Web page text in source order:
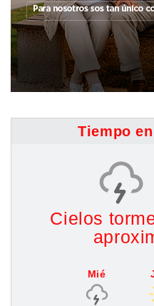
Tiempo
Cielos
Mié